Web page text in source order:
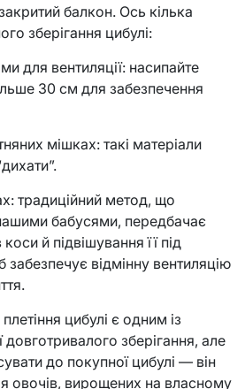
балкон. Ось кілька
зберігання цибулі:
для вентиляції: насипайте
30 см для забезпечення
мішках: такі матеріали
традиційний метод, що
бабусями, передбачає
й підвішування її під
забезпечує відмінну вентиляцію
цибулі є одним із
довготривалого зберігання, але
до покупної цибулі — він
овочів, вирощених на власному